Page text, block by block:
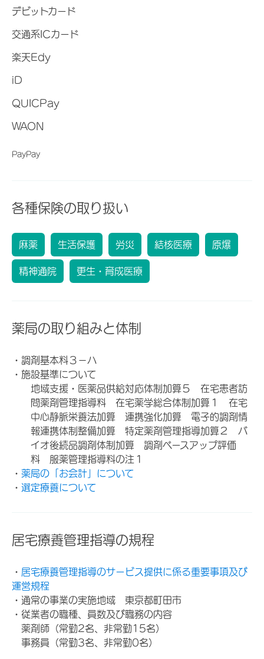
デビットカード
交通系ICカード
楽天Edy
iD
QUICPay
WAON
PayPay
各種保険の取り扱い
麻薬 生活保護 労災 結核医療 原爆
精神通院 更生・育成医療
薬局の取り組みと体制
・調剤基本料３－ハ
・施設基準について
地域支援・医薬品供給対応体制加算５ 在宅患者訪
問薬剤管理指導料 在宅薬学総合体制加算１ 在宅
中心静脈栄養法加算 連携強化加算 電子的調剤情
報連携体制整備加算 特定薬剤管理指導加算２ バ
イオ後続品調剤体制加算 調剤ベースアップ評価
料 服薬管理指導料の注１
・ 薬局の「お会計」について
・ 選定療養について
居宅療養管理指導の規程
・ 居宅療養管理指導のサービス提供に係る重要事項及び
運営規程
・通常の事業の実施地域 東京都町田市
・従業者の職種、員数及び職務の内容
薬剤師（常勤2名、非常勤15名）
事務員（常勤3名、非常勤0名）